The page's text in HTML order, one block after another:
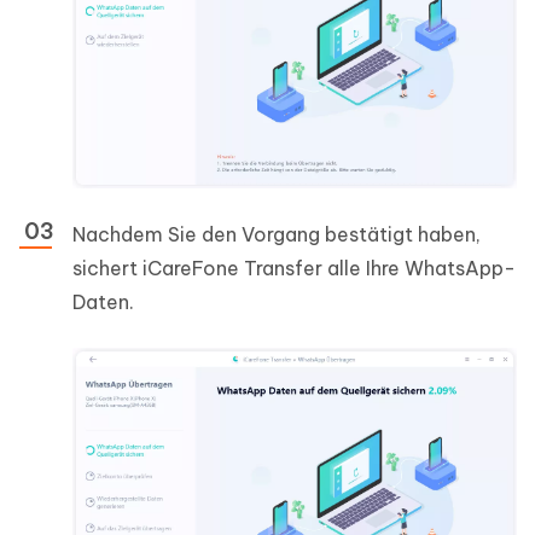
Nachdem Sie den Vorgang bestätigt haben,
sichert iCareFone Transfer alle Ihre WhatsApp-
Daten.